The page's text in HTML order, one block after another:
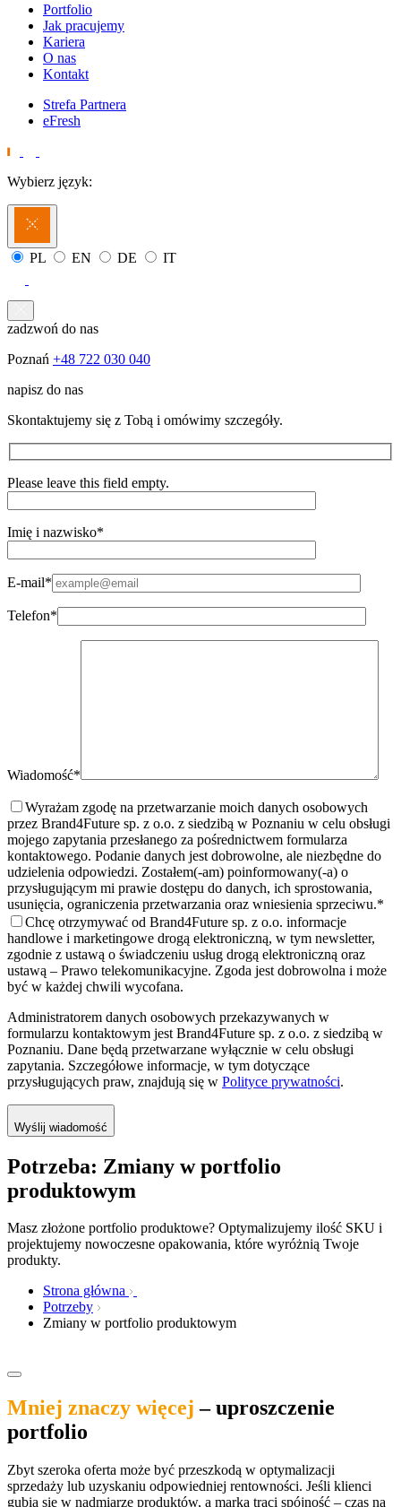
Portfolio
Jak pracujemy
Kariera
O nas
Kontakt
Strefa Partnera
eFresh
Wybierz język:
PL EN DE IT
zadzwoń do nas
Poznań +48 722 030 040
napisz do nas
Skontaktujemy się z Tobą i omówimy szczegóły.
Please leave this field empty.
Imię i nazwisko*
E-mail*
Telefon*
Wiadomość*
Wyrażam zgodę na przetwarzanie moich danych osobowych
przez Brand4Future sp. z o.o. z siedzibą w Poznaniu w celu obsługi
mojego zapytania przesłanego za pośrednictwem formularza
kontaktowego. Podanie danych jest dobrowolne, ale niezbędne do
udzielenia odpowiedzi. Zostałem(-am) poinformowany(-a) o
przysługującym mi prawie dostępu do danych, ich sprostowania,
usunięcia, ograniczenia przetwarzania oraz wniesienia sprzeciwu.*
Chcę otrzymywać od Brand4Future sp. z o.o. informacje
handlowe i marketingowe drogą elektroniczną, w tym newsletter,
zgodnie z ustawą o świadczeniu usług drogą elektroniczną oraz
ustawą – Prawo telekomunikacyjne. Zgoda jest dobrowolna i może
być w każdej chwili wycofana.
Administratorem danych osobowych przekazywanych w
formularzu kontaktowym jest Brand4Future sp. z o.o. z siedzibą w
Poznaniu. Dane będą przetwarzane wyłącznie w celu obsługi
zapytania. Szczegółowe informacje, w tym dotyczące
przysługujących praw, znajdują się w Polityce prywatności.
Wyślij wiadomość
Potrzeba: Zmiany w portfolio
produktowym
Masz złożone portfolio produktowe? Optymalizujemy ilość SKU i
projektujemy nowoczesne opakowania, które wyróżnią Twoje
produkty.
Strona główna
Potrzeby
Zmiany w portfolio produktowym
Mniej znaczy więcej – uproszczenie
portfolio
Zbyt szeroka oferta może być przeszkodą w optymalizacji
sprzedaży lub uzyskaniu odpowiedniej rentowności. Jeśli klienci
gubią się w nadmiarze produktów, a marka traci spójność – czas na